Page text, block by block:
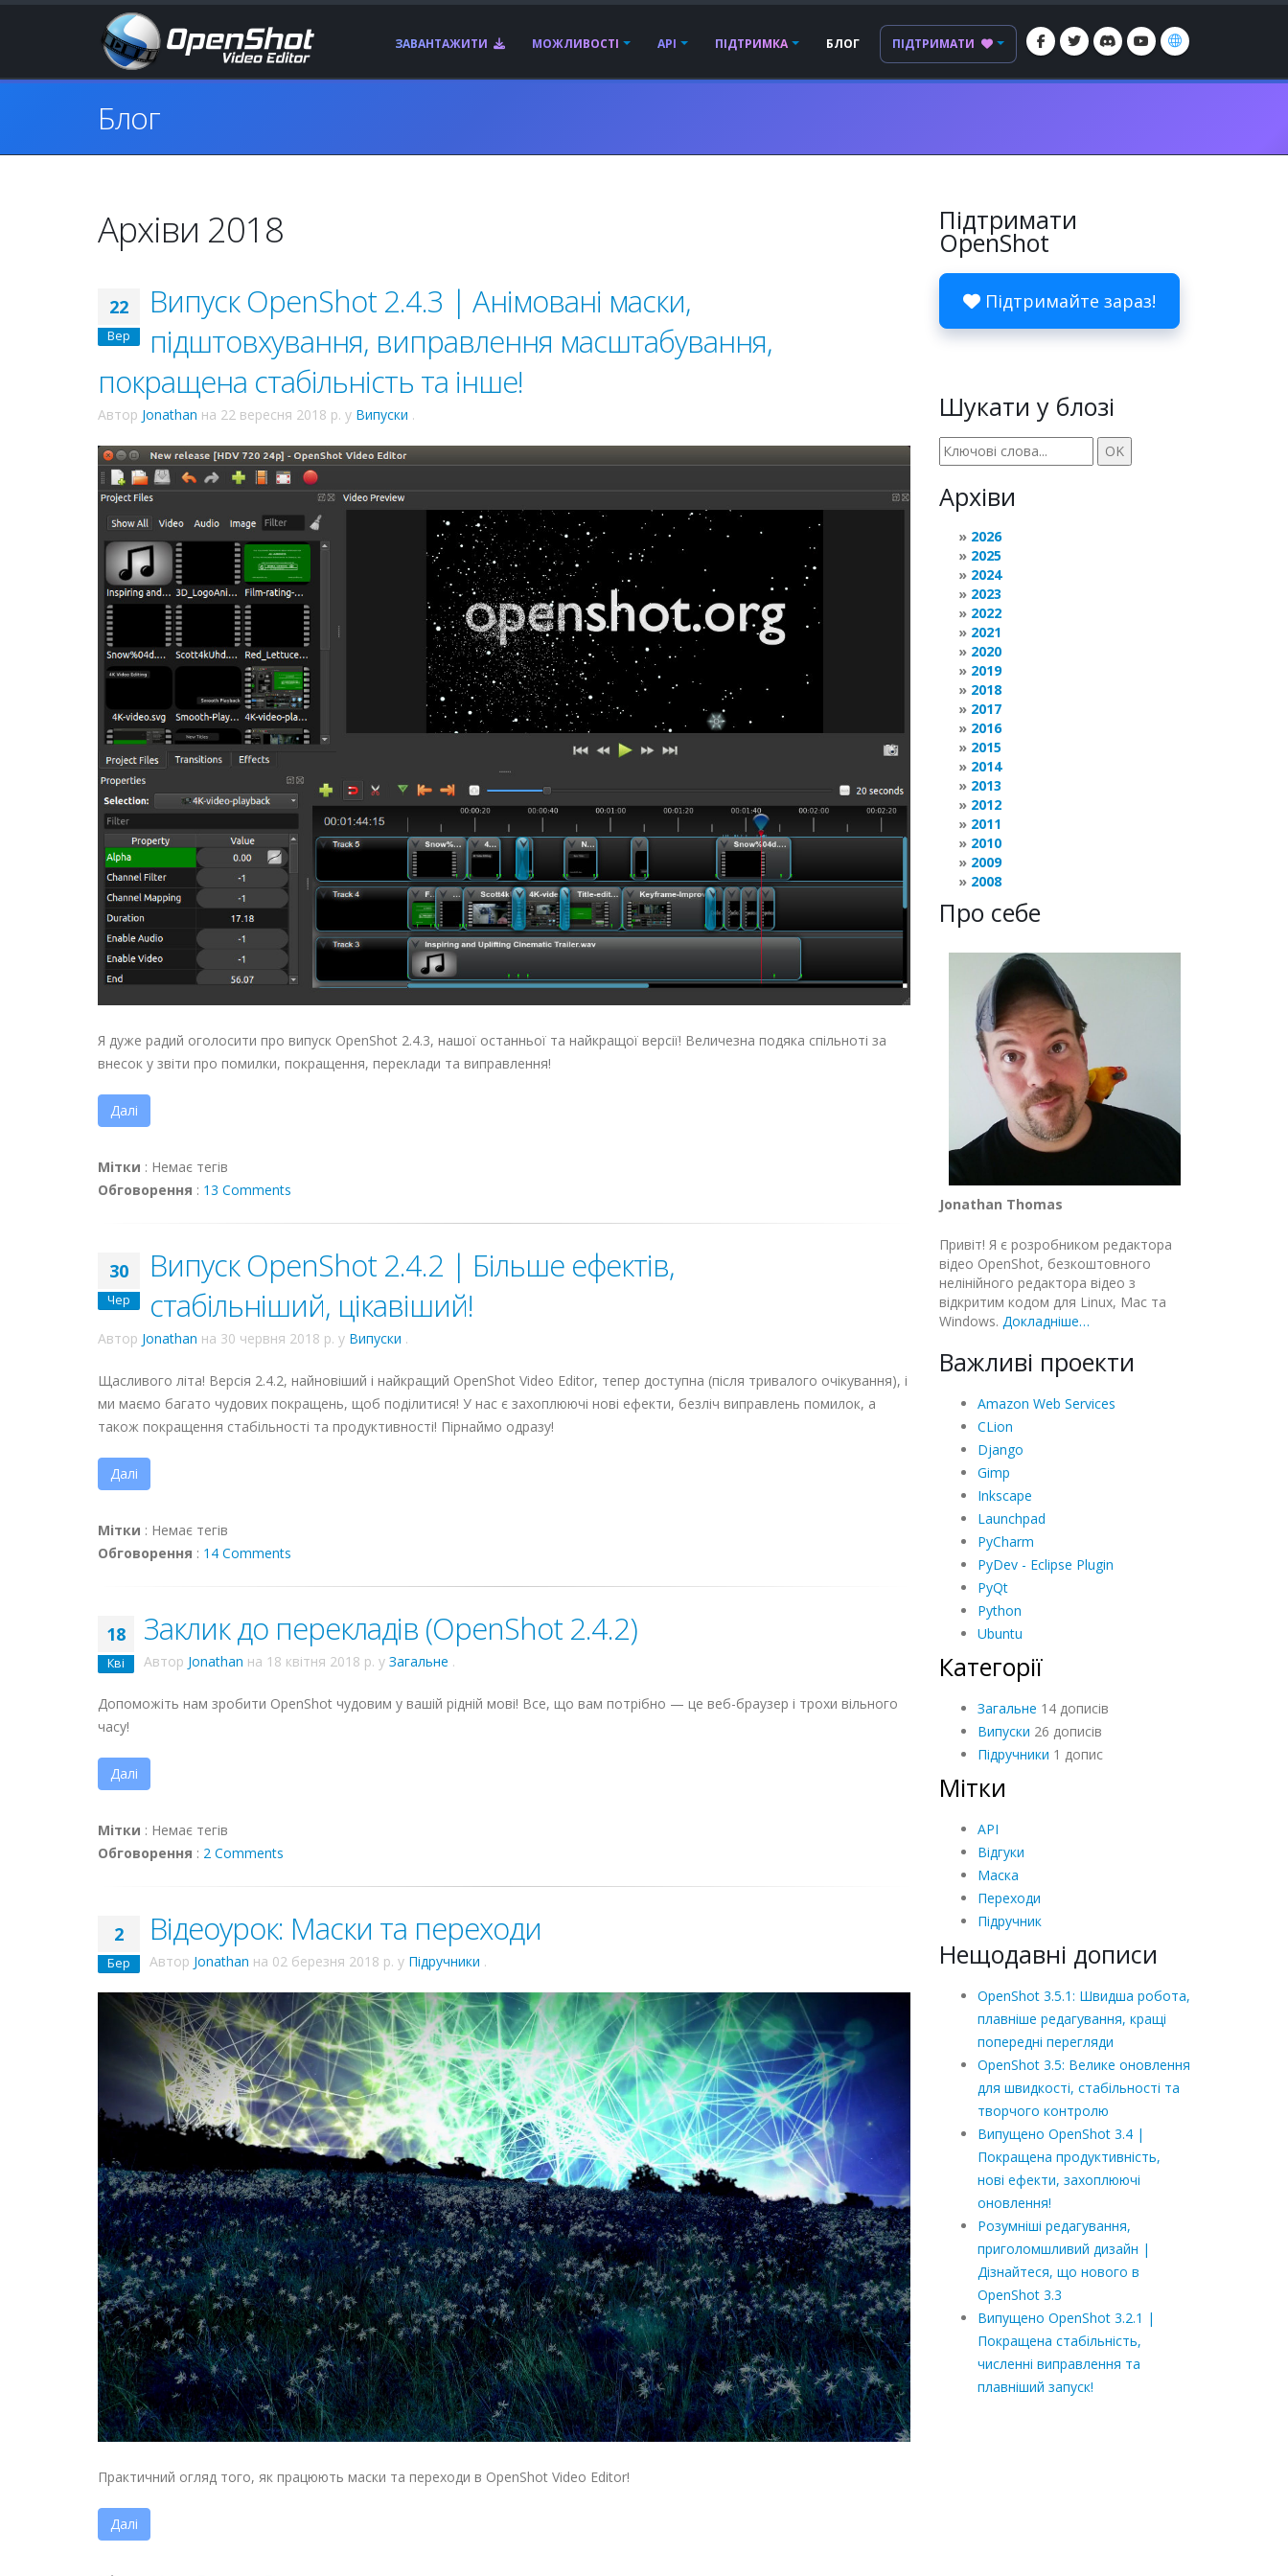
ЗАВАНТАЖИТИ МОЖЛИВОСТІ API ПІДТРИМКА БЛОГ ПІДТРИМАТИ
Блог
Архіви 2018
22
Вер
Випуск OpenShot 2.4.3 | Анімовані маски,
підштовхування, виправлення масштабування,
покращена стабільність та інше!
Автор Jonathan на 22 вересня 2018 р. у Випуски .
Я дуже радий оголосити про випуск OpenShot 2.4.3, нашої останньої та найкращої версії! Величезна подяка спільноті за
внесок у звіти про помилки, покращення, переклади та виправлення!
Далі
Мітки : Немає тегів
Обговорення : 13 Comments
30
Чер
Випуск OpenShot 2.4.2 | Більше ефектів,
стабільніший, цікавіший!
Автор Jonathan на 30 червня 2018 р. у Випуски .
Щасливого літа! Версія 2.4.2, найновіший і найкращий OpenShot Video Editor, тепер доступна (після тривалого очікування), і
ми маємо багато чудових покращень, щоб поділитися! У нас є захоплюючі нові ефекти, безліч виправлень помилок, а
також покращення стабільності та продуктивності! Пірнаймо одразу!
Далі
Мітки : Немає тегів
Обговорення : 14 Comments
18
Кві
Заклик до перекладів (OpenShot 2.4.2)
Автор Jonathan на 18 квітня 2018 р. у Загальне .
Допоможіть нам зробити OpenShot чудовим у вашій рідній мові! Все, що вам потрібно — це веб-браузер і трохи вільного
часу!
Далі
Мітки : Немає тегів
Обговорення : 2 Comments
2
Бер
Відеоурок: Маски та переходи
Автор Jonathan на 02 березня 2018 р. у Підручники .
Практичний огляд того, як працюють маски та переходи в OpenShot Video Editor!
Далі
Підтримати
OpenShot
Підтримайте зараз!
Шукати у блозі
Архіви
2026
2025
2024
2023
2022
2021
2020
2019
2018
2017
2016
2015
2014
2013
2012
2011
2010
2009
2008
Про себе
Jonathan Thomas
Привіт! Я є розробником редактора
відео OpenShot, безкоштовного
нелінійного редактора відео з
відкритим кодом для Linux, Mac та
Windows. Докладніше…
Важливі проекти
Amazon Web Services
CLion
Django
Gimp
Inkscape
Launchpad
PyCharm
PyDev - Eclipse Plugin
PyQt
Python
Ubuntu
Категорії
Загальне 14 дописів
Випуски 26 дописів
Підручники 1 допис
Мітки
API
Відгуки
Маска
Переходи
Підручник
Нещодавні дописи
OpenShot 3.5.1: Швидша робота,
плавніше редагування, кращі
попередні перегляди
OpenShot 3.5: Велике оновлення
для швидкості, стабільності та
творчого контролю
Випущено OpenShot 3.4 |
Покращена продуктивність,
нові ефекти, захоплюючі
оновлення!
Розумніші редагування,
приголомшливий дизайн |
Дізнайтеся, що нового в
OpenShot 3.3
Випущено OpenShot 3.2.1 |
Покращена стабільність,
численні виправлення та
плавніший запуск!